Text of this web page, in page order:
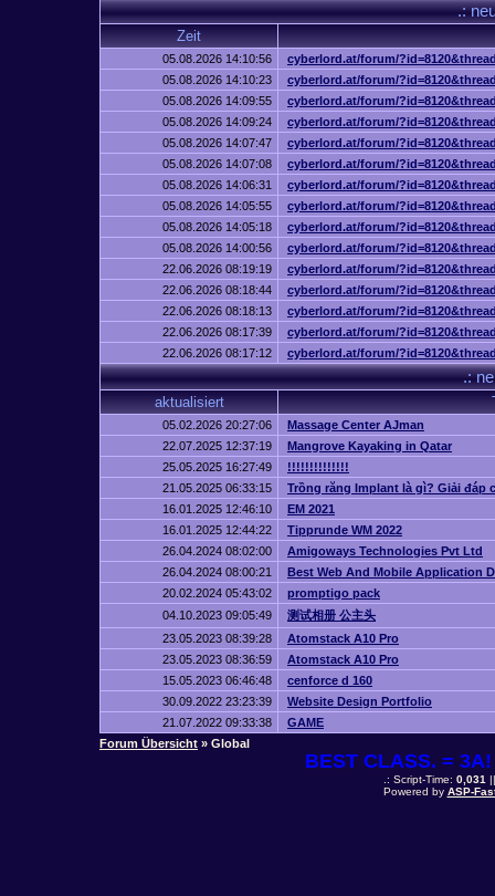
.:
Zeit
05.08.2026 14:10:56
cyberlord.at/forum/
05.08.2026 14:10:23
cyberlord.at/forum/
05.08.2026 14:09:55
cyberlord.at/forum/
05.08.2026 14:09:24
cyberlord.at/forum/
05.08.2026 14:07:47
cyberlord.at/forum/
05.08.2026 14:07:08
cyberlord.at/forum/
05.08.2026 14:06:31
cyberlord.at/forum/
05.08.2026 14:05:55
cyberlord.at/forum/
05.08.2026 14:05:18
cyberlord.at/forum/
05.08.2026 14:00:56
cyberlord.at/forum/
22.06.2026 08:19:19
cyberlord.at/forum/
22.06.2026 08:18:44
cyberlord.at/forum/
22.06.2026 08:18:13
cyberlord.at/forum/
22.06.2026 08:17:39
cyberlord.at/forum/
22.06.2026 08:17:12
cyberlord.at/forum/
.:
aktualisiert
05.02.2026 20:27:06
Massage Center AJman
22.07.2025 12:37:19
Mangrove Kayaking in Qatar
25.05.2025 16:27:49
!!!!!!!!!!!!!!
21.05.2025 06:33:15
Trồng răng Implant là gì? Giải đáp
16.01.2025 12:46:10
EM 2021
16.01.2025 12:44:22
Tipprunde WM 2022
26.04.2024 08:02:00
Amigoways Technologies Pvt Ltd
26.04.2024 08:00:21
Best Web And Mobile Application
20.02.2024 05:43:02
promptigo pack
04.10.2023 09:05:49
测试相册 公主头
23.05.2023 08:39:28
Atomstack A10 Pro
23.05.2023 08:36:59
Atomstack A10 Pro
15.05.2023 06:46:48
cenforce d 160
30.09.2022 23:23:39
Website Design Portfolio
21.07.2022 09:33:38
GAME
Forum Übersicht » Global
BEST CLASS. =
.: Script-Time: 0,031
Powered by ASP-